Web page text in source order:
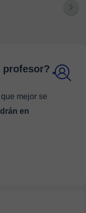
profesor?
mejor se
en